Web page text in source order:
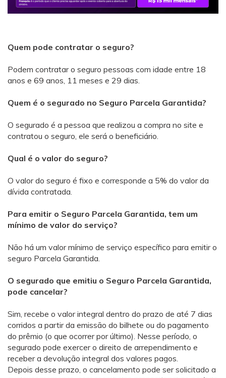
Quem pode contratar o seguro?
Podem contratar o seguro pessoas com idade entre 18
anos e 69 anos, 11 meses e 29 dias.
Quem é o segurado no Seguro Parcela Garantida?
O segurado é a pessoa que realizou a compra no site e
contratou o seguro, ele será o beneficiário.
Qual é o valor do seguro?
O valor do seguro é fixo e corresponde a 5% do valor da
dívida contratada.
Para emitir o Seguro Parcela Garantida, tem um
mínimo de valor do serviço?
Não há um valor mínimo de serviço específico para emitir o
seguro Parcela Garantida.
O segurado que emitiu o Seguro Parcela Garantida,
pode cancelar?
Sim, recebe o valor integral dentro do prazo de até 7 dias
corridos a partir da emissão do bilhete ou do pagamento
do prêmio (o que ocorrer por último). Nesse período, o
segurado pode exercer o direito de arrependimento e
receber a devolução integral dos valores pagos.
Depois desse prazo, o cancelamento pode ser solicitado a